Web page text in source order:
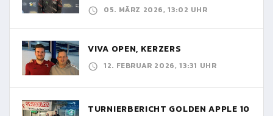
05. MÄRZ 2026, 13:02 UHR
VIVA OPEN, KERZERS
12. FEBRUAR 2026, 13:31 UHR
TURNIERBERICHT GOLDEN APPLE 10